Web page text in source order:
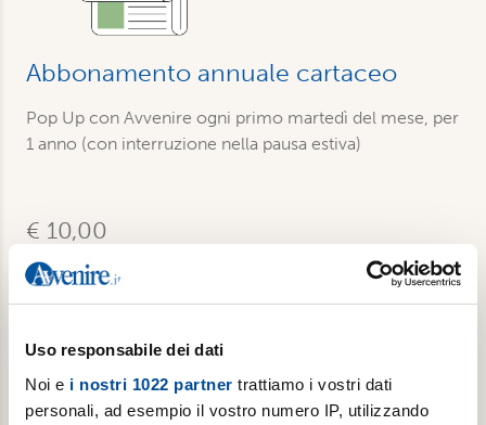
Uso responsabile dei dati
Noi e i nostri 1022 partner trattiamo i vostri dati
personali, ad esempio il vostro numero IP, utilizzando
Abbonamento annuale cartaceo
Pop Up con Avvenire ogni primo martedì del mese, per
1 anno (con interruzione nella pausa estiva)
€ 10,00
Acquista